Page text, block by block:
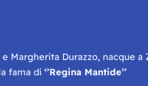
Margherita Durazzo, nacque a
fama di ‘’Regina Mantide’’